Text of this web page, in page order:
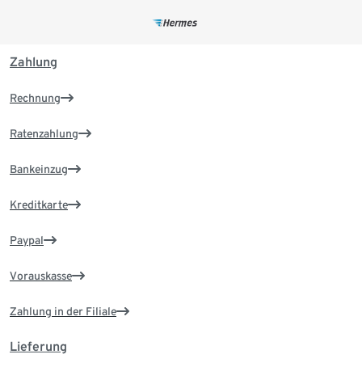
Zahlung
Rechnung
Ratenzahlung
Bankeinzug
Kreditkarte
Paypal
Vorauskasse
Zahlung in der Filiale
Lieferung